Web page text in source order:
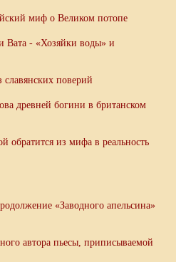
миф о Великом потопе
Вата - «Хозяйки воды» и
поверий
древней богини в британском
обратится из мифа в реальность
«Заводного апельсина»
автора пьесы, приписываемой